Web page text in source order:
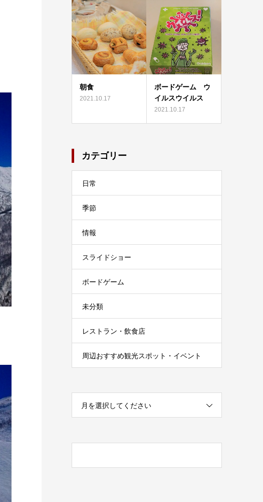
朝食
2021.10.17
ボードゲーム ウ
イルスウイルス
2021.10.17
カテゴリー
日常
季節
情報
スライドショー
ボードゲーム
未分類
レストラン・飲食店
周辺おすすめ観光スポット・イベント
月を選択してください